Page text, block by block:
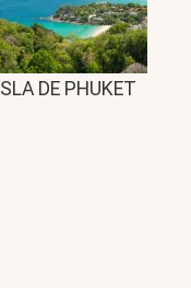
ISLA DE PHUKET